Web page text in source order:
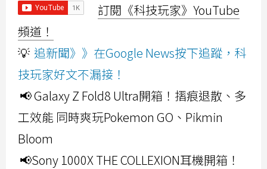
訂閱《科技玩家》YouTube
頻道！
💡 追新聞》》在Google News按下追蹤，科
技玩家好文不漏接！
📢 Galaxy Z Fold8 Ultra開箱！摺痕退散、多
工效能 同時爽玩Pokemon GO、Pikmin
Bloom
📢Sony 1000X THE COLLEXION耳機開箱！